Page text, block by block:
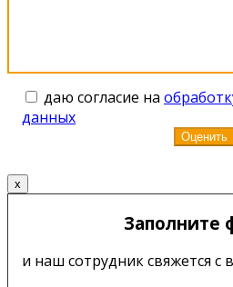
даю согласие на
данных
x
Заполните
и наш сотрудник свяжется с